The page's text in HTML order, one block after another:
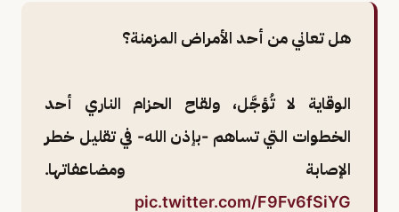
هل تعاني من أحد الأمراض المزمنة؟
الوقاية لا تُؤجَّل، ولقاح الحزام الناري أحد
الخطوات التي تساهم -بإذن الله- في تقليل خطر
الإصابة ومضاعفاتها.
pic.twitter.com/F9Fv6fSiYG